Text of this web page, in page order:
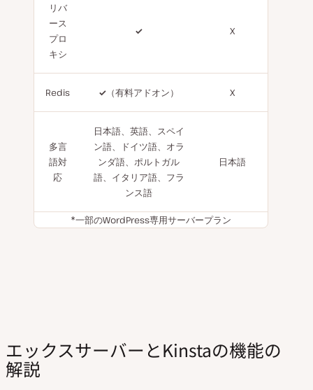
リバ
ース
プロ
キシ
✓ X
Redis ✓ （有料アドオン） X
多言
語対
応
日本語、英語、スペイ
ン語、ドイツ語、オラ
ンダ語、ポルトガル
語、イタリア語、フラ
ンス語
日本語
*一部のWordPress専用サーバープラン
エックスサーバーとKinstaの機能の
解説